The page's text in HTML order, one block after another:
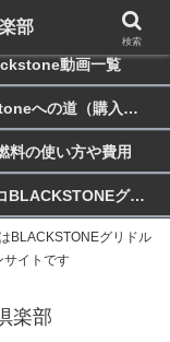
BLACKSTONEグリドル
サイトです
のススメ
動画一覧
Blackstoneへの道（購入記）
料の使い方や費用
コストコBLACKSTONEグリドルについて
検索